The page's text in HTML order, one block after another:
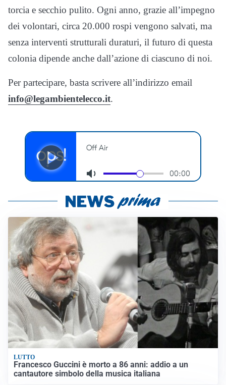
torcia e secchio pulito. Ogni anno, grazie all’impegno
dei volontari, circa 20.000 rospi vengono salvati, ma
senza interventi strutturali duraturi, il futuro di questa
colonia dipende anche dall’azione di ciascuno di noi.
Per partecipare, basta scrivere all’indirizzo email
info@legambientelecco.it.
LUTTO
Francesco Guccini è morto a 86 anni: addio a un
cantautore simbolo della musica italiana